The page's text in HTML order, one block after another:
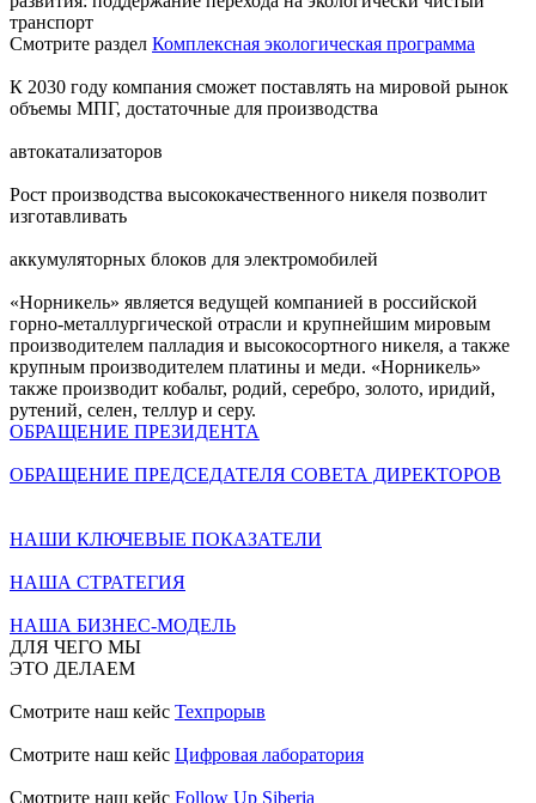
транспорт
Смотрите раздел Комплексная экологическая программа
К 2030 году компания сможет поставлять на мировой рынок
объемы МПГ, достаточные для производства
автокатализаторов
Рост производства высококачественного никеля позволит
изготавливать
аккумуляторных блоков для электромобилей
«Норникель» является ведущей компанией в российской
горно-металлургической отрасли и крупнейшим мировым
производителем палладия и высокосортного никеля, а также
крупным производителем платины и меди. «Норникель»
также производит кобальт, родий, серебро, золото, иридий,
рутений, селен, теллур и серу.
ОБРАЩЕНИЕ ПРЕЗИДЕНТА
ОБРАЩЕНИЕ ПРЕДСЕДАТЕЛЯ СОВЕТА ДИРЕКТОРОВ
НАШИ КЛЮЧЕВЫЕ ПОКАЗАТЕЛИ
НАША СТРАТЕГИЯ
НАША БИЗНЕС-МОДЕЛЬ
ДЛЯ ЧЕГО МЫ
ЭТО ДЕЛАЕМ
Смотрите наш кейс Техпрорыв
Смотрите наш кейс Цифровая лаборатория
Смотрите наш кейс Follow Up Siberia